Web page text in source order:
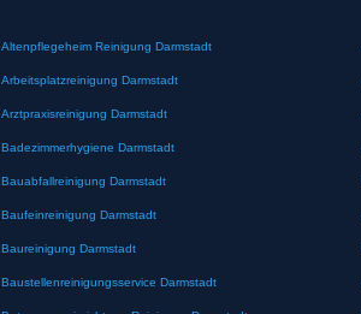
Altenpflegeheim Reinigung Darmstadt
Arbeitsplatzreinigung Darmstadt
Arztpraxisreinigung Darmstadt
Badezimmerhygiene Darmstadt
Bauabfallreinigung Darmstadt
Baufeinreinigung Darmstadt
Baureinigung Darmstadt
Baustellenreinigungsservice Darmstadt